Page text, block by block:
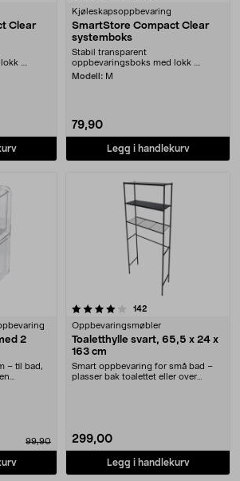
Clear
....
Kjøleskapsoppbevaring
SmartStore Compact Clear
systemboks
Stabil transparent
oppbevaringsboks med lokk ....
Modell: M
79,90
Legg i handlekurv
2
– til bad,
99,90
142anmeldelser
Oppbevaringsmøbler
Toaletthylle svart, 65,5 x 24 x
163 cm
Smart oppbevaring for små bad –
plasser bak toalettet eller over
299,00
Legg i handlekurv